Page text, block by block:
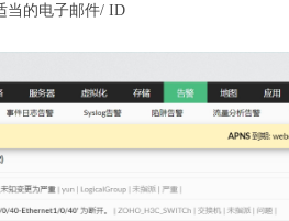
当的电子邮件/ ID